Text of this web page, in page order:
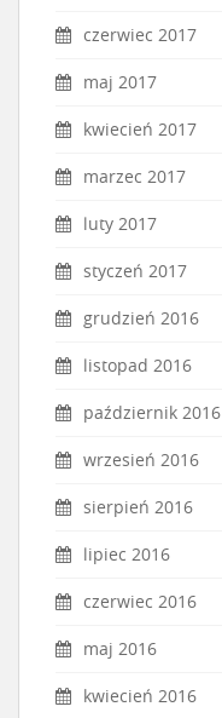
czerwiec 2017
maj 2017
kwiecień 2017
marzec 2017
luty 2017
styczeń 2017
grudzień 2016
listopad 2016
październik 2016
wrzesień 2016
sierpień 2016
lipiec 2016
czerwiec 2016
maj 2016
kwiecień 2016